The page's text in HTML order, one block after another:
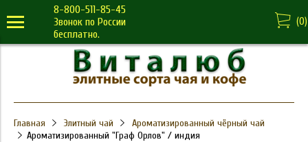
8-800-511-85-45
Звонок по России
бесплатно.
(0)
Главная Элитный чай
Ароматизированный чёрный чай
Ароматизированный "Граф Орлов" / индия